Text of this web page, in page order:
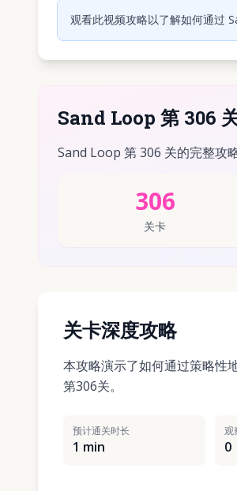
观看此视频攻略以了解如何通过
Sand Loop 第 306
Sand Loop 第 306 关的完整攻
306
关卡
关卡深度攻略
本攻略演示了如何通过策略性
第306关。
预计通关时长
1 min
观
0